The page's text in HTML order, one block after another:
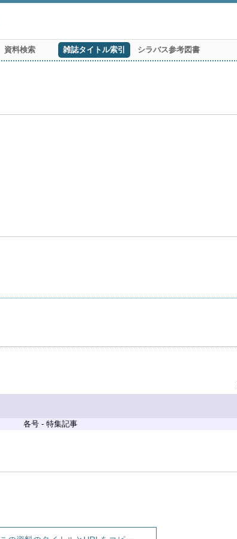
資料検索 雑誌タイトル索引 シラバス参考図書
各号 - 特集記事